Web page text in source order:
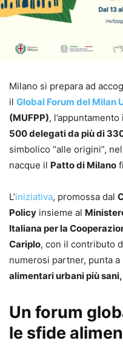
Milano si prepara ad
il Global Forum del Milan
(MUFPP),
500 delegati da più di
simbolico “alle origini”,
nacque il Patto di Milano
L’iniziativa, promossa dal
Policy insieme al
Italiana per la
Cariplo, con il contributo
numerosi partner, punta
alimentari urbani più
Un forum
le sfide